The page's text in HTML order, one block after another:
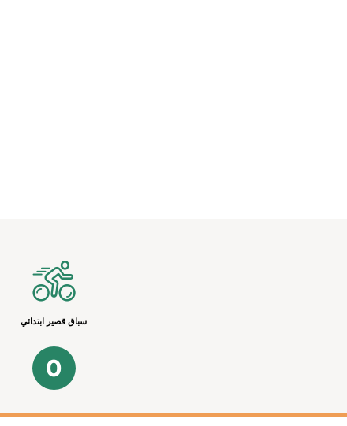
سباق قصير ابتدائي
0